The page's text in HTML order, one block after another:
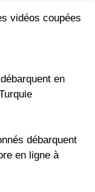
vidéos coupées
en
débarquent
en ligne à